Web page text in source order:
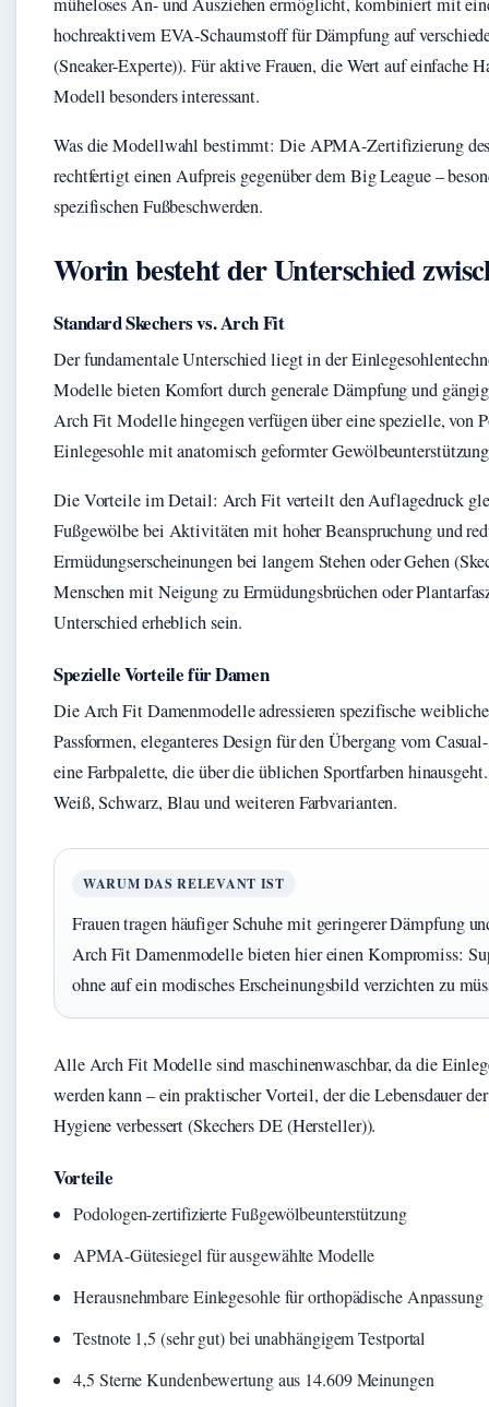
hochreaktivem EVA-Schaumstoff für Dämpfung auf
(Sneaker-Experte)). Für aktive Frauen, die Wert auf einfache
Modell besonders interessant.
Was die Modellwahl bestimmt: Die APMA-Zertifizierung
rechtfertigt einen Aufpreis gegenüber dem Big League –
spezifischen Fußbeschwerden.
Worin besteht der Unterschied
Standard Skechers vs. Arch Fit
Der fundamentale Unterschied liegt in der
Modelle bieten Komfort durch generale Dämpfung und
Arch Fit Modelle hingegen verfügen über eine spezielle, von
Einlegesohle mit anatomisch geformter
Die Vorteile im Detail: Arch Fit verteilt den Auflagedruck
Fußgewölbe bei Aktivitäten mit hoher Beanspruchung und
Ermüdungserscheinungen bei langem Stehen oder Gehen
Menschen mit Neigung zu Ermüdungsbrüchen oder
Unterschied erheblich sein.
Spezielle Vorteile für Damen
Die Arch Fit Damenmodelle adressieren spezifische
Passformen, eleganteres Design für den Übergang vom
eine Farbpalette, die über die üblichen Sportfarben
Weiß, Schwarz, Blau und weiteren Farbvarianten.
WARUM DAS RELEVANT IST
Frauen tragen häufiger Schuhe mit geringerer Dämpfung
Arch Fit Damenmodelle bieten hier einen Kompromiss:
ohne auf ein modisches Erscheinungsbild verzichten zu
Alle Arch Fit Modelle sind maschinenwaschbar, da die
werden kann – ein praktischer Vorteil, der die Lebensdauer
Hygiene verbessert (Skechers DE (Hersteller)).
Vorteile
Podologen-zertifizierte Fußgewölbeunterstützung
APMA-Gütesiegel für ausgewählte Modelle
Herausnehmbare Einlegesohle für orthopädische Anpassung
Testnote 1,5 (sehr gut) bei unabhängigem Testportal
4,5 Sterne Kundenbewertung aus 14.609 Meinungen